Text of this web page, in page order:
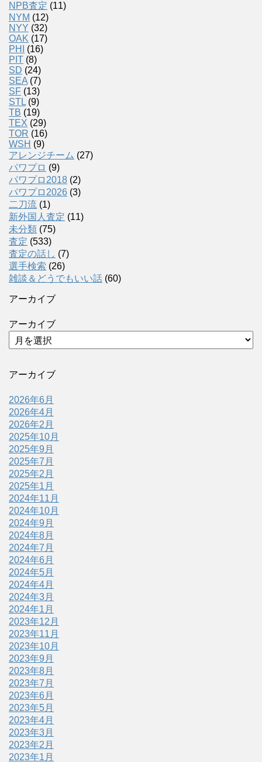
NPB査定 (11)
NYM (12)
NYY (32)
OAK (17)
PHI
(16)
PIT (8)
SD (24)
SEA (7)
SF (13)
STL (9)
TB (19)
TEX (29)
TOR (16)
WSH (9)
アレンジチーム (27)
パワプロ (9)
パワプロ2018 (2)
パワプロ2026 (3)
二刀流 (1)
新外国人査定 (11)
未分類 (75)
査定 (533)
査定の話し (7)
選手検索 (26)
雑談＆どうでもいい話 (60)
アーカイブ
アーカイブ
アーカイブ
2026年6月
2026年4月
2026年2月
2025年10月
2025年9月
2025年7月
2025年2月
2025年1月
2024年11月
2024年10月
2024年9月
2024年8月
2024年7月
2024年6月
2024年5月
2024年4月
2024年3月
2024年1月
2023年12月
2023年11月
2023年10月
2023年9月
2023年8月
2023年7月
2023年6月
2023年5月
2023年4月
2023年3月
2023年2月
2023年1月